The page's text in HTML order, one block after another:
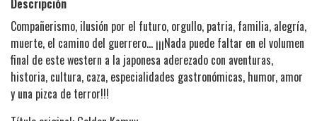
Compañerismo, ilusión por el futuro, orgullo, patria, familia, alegría,
muerte, el camino del guerrero... ¡¡¡Nada puede faltar en el volumen
final de este western a la japonesa aderezado con aventuras,
historia, cultura, caza, especialidades gastronómicas, humor, amor
y una pizca de terror!!!